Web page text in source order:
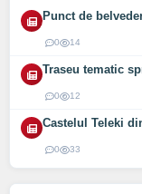
Punct de
0 14
Traseu tematic
0 12
Castelul Teleki
0 33